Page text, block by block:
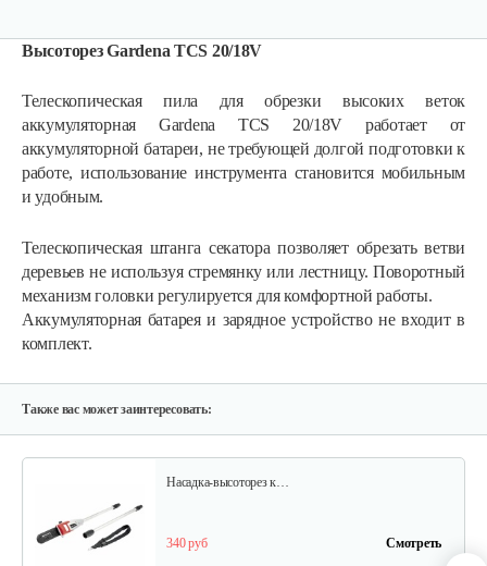
Высоторез Gardena TCS 20/18V
Телескопическая пила для обрезки высоких веток
аккумуляторная Gardena TCS 20/18V работает от
аккумуляторной батареи, не требующей долгой подготовки к
работе, использование инструмента становится мобильным
и удобным.
Телескопическая штанга секатора позволяет обрезать ветви
деревьев не используя стремянку или лестницу. Поворотный
механизм головки регулируется для комфортной работы.
Аккумуляторная батарея и зарядное устройство не входит в
комплект.
Также вас может заинтересовать:
325 руб Смотреть
270 руб
Насадка-высоторез к…
340 руб Смотреть